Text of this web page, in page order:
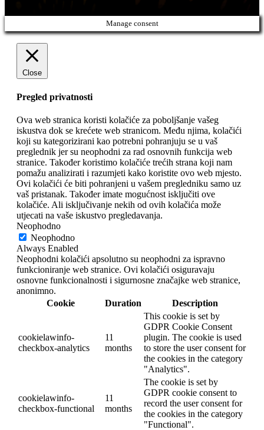
Manage consent
Close
Pregled privatnosti
Ova web stranica koristi kolačiće za poboljšanje vašeg
iskustva dok se krećete web stranicom. Među njima, kolačići
koji su kategorizirani kao potrebni pohranjuju se u vaš
preglednik jer su neophodni za rad osnovnih funkcija web
stranice. Također koristimo kolačiće trećih strana koji nam
pomažu analizirati i razumjeti kako koristite ovo web mjesto.
Ovi kolačići će biti pohranjeni u vašem pregledniku samo uz
vaš pristanak. Također imate mogućnost isključiti ove
kolačiće. Ali isključivanje nekih od ovih kolačića može
utjecati na vaše iskustvo pregledavanja.
Neophodno
Neophodno
Always Enabled
Neophodni kolačići apsolutno su neophodni za ispravno
funkcioniranje web stranice. Ovi kolačići osiguravaju
osnovne funkcionalnosti i sigurnosne značajke web stranice,
anonimno.
Cookie
Duration Description
cookielawinfo-
checkbox-analytics
11
months
This cookie is set by
GDPR Cookie Consent
plugin. The cookie is used
to store the user consent for
the cookies in the category
"Analytics".
cookielawinfo-
checkbox-functional
11
months
The cookie is set by
GDPR cookie consent to
record the user consent for
the cookies in the category
"Functional".